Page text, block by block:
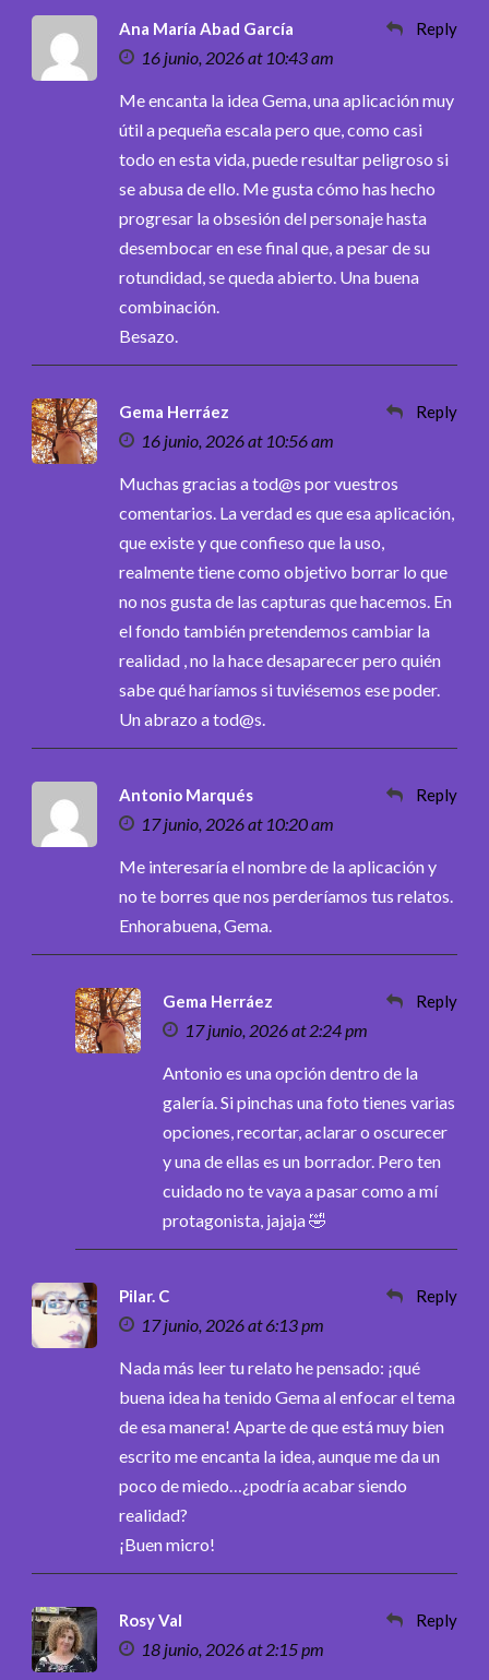
Ana María Abad García
16 junio, 2026 at 10:43 am
Reply
Me encanta la idea Gema, una aplicación muy
útil a pequeña escala pero que, como casi
todo en esta vida, puede resultar peligroso si
se abusa de ello. Me gusta cómo has hecho
progresar la obsesión del personaje hasta
desembocar en ese final que, a pesar de su
rotundidad, se queda abierto. Una buena
combinación.
Besazo.
Gema Herráez
16 junio, 2026 at 10:56 am
Reply
Muchas gracias a tod@s por vuestros
comentarios. La verdad es que esa aplicación,
que existe y que confieso que la uso,
realmente tiene como objetivo borrar lo que
no nos gusta de las capturas que hacemos. En
el fondo también pretendemos cambiar la
realidad , no la hace desaparecer pero quién
sabe qué haríamos si tuviésemos ese poder.
Un abrazo a tod@s.
Antonio Marqués
17 junio, 2026 at 10:20 am
Reply
Me interesaría el nombre de la aplicación y
no te borres que nos perderíamos tus relatos.
Enhorabuena, Gema.
Gema Herráez
17 junio, 2026 at 2:24 pm
Reply
Antonio es una opción dentro de la
galería. Si pinchas una foto tienes varias
opciones, recortar, aclarar o oscurecer
y una de ellas es un borrador. Pero ten
cuidado no te vaya a pasar como a mí
protagonista, jajaja 🤣
Pilar. C
17 junio, 2026 at 6:13 pm
Reply
Nada más leer tu relato he pensado: ¡qué
buena idea ha tenido Gema al enfocar el tema
de esa manera! Aparte de que está muy bien
escrito me encanta la idea, aunque me da un
poco de miedo…¿podría acabar siendo
realidad?
¡Buen micro!
Rosy Val
18 junio, 2026 at 2:15 pm
Reply